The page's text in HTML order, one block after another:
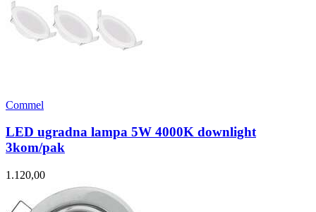
Commel
LED ugradna lampa 5W 4000K downlight
3kom/pak
1.120,00